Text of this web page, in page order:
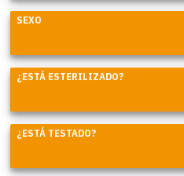
SEXO
¿ESTÁ ESTERILIZADO?
¿ESTÁ TESTADO?